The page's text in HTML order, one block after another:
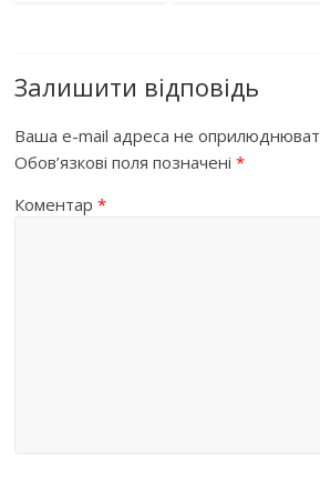
Залишити відповідь
Ваша e-mail адреса не
Обов’язкові поля позначені*
Коментар*